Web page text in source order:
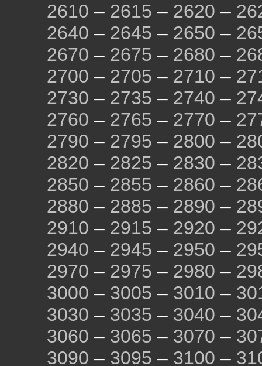
2610 – 2615 – 2620 –
2640 – 2645 – 2650 –
2670 – 2675 – 2680 –
2700 – 2705 – 2710 –
2730 – 2735 – 2740 –
2760 – 2765 – 2770 –
2790 – 2795 – 2800 –
2820 – 2825 – 2830 –
2850 – 2855 – 2860 –
2880 – 2885 – 2890 –
2910 – 2915 – 2920 –
2940 – 2945 – 2950 –
2970 – 2975 – 2980 –
3000 – 3005 – 3010 –
3030 – 3035 – 3040 –
3060 – 3065 – 3070 –
3090 – 3095 – 3100 –